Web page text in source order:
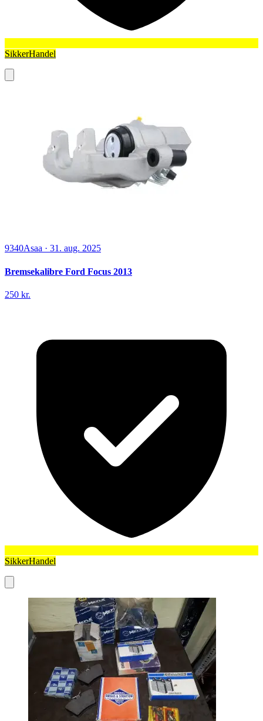
SikkerHandel
9340Asaa · 31. aug. 2025
Bremsekalibre Ford Focus 2013
250 kr.
SikkerHandel